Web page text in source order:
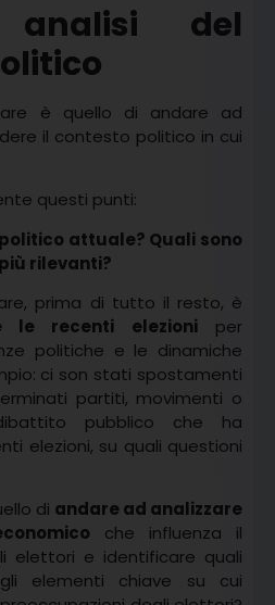
del
è quello di andare ad
il contesto politico in cui
questi punti:
attuale? Quali sono
rilevanti?
prima di tutto il resto, è
le recenti elezioniper
politiche e le dinamiche
ci son stati spostamenti
partiti, movimenti o
pubblico che ha
elezioni, su quali questioni
di andare ad analizzare
che influenza il
elettori e identificare quali
elementi chiave su cui